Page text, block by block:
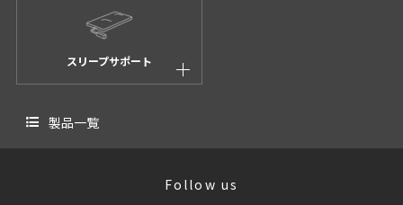
切に対応させていただく場合。
アクセスログ情報を元に、ウェブサイトの状
況などを分析する場合。
※ アクセスログで取得している情報は、単
ん。
導入実績・お客さまの声などに掲載させてい
※ 導入実績・お客さまの声などに掲載させ
スリープサポート
製品一覧
Follow us